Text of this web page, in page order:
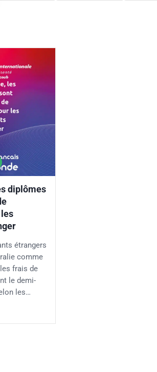
diplômes
étrangers
comme
frais de
le demi-
les…